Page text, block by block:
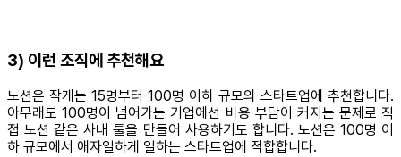
3) 이런 조직에 추천해요
노션은 작게는 15명부터 100명 이하 규모의 스타트업에 추천합니다.
아무래도 100명이 넘어가는 기업에선 비용 부담이 커지는 문제로 직
접 노션 같은 사내 툴을 만들어 사용하기도 합니다. 노션은 100명 이
하 규모에서 애자일하게 일하는 스타트업에 적합합니다.